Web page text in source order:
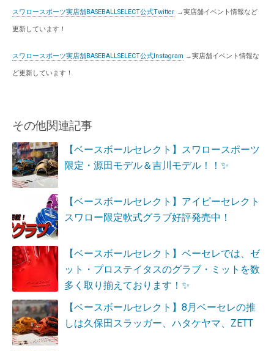
スワロースポーツ実店舗BASEBALLSELECT公式Twitter →実店舗イベント情報など
更新しています！
スワロースポーツ実店舗BASEBALLSELECT公式Instagram →実店舗イベント情報な
ど更新しています！
その他関連記事
【ベースボールセレクト】スワロースポーツ
限定・源田モデル＆吉川モデル！！✨
【ベースボールセレクト】アイピーセレクト
スワロー限定軟式グラブ好評発売中！
【ベースボールセレクト】ベーセレでは、ゼ
ット・プロステイタスのグラブ・ミットを数
多く取り揃えております！✨
【ベースボールセレクト】8月ベーセレの推
しは久保田スラッガー、ハタケヤマ、ZETT